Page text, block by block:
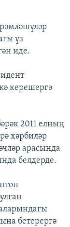
үз
иде.
керешергә
2011 елның
хәрбиләр
арасында
белдерде.
бетерергә